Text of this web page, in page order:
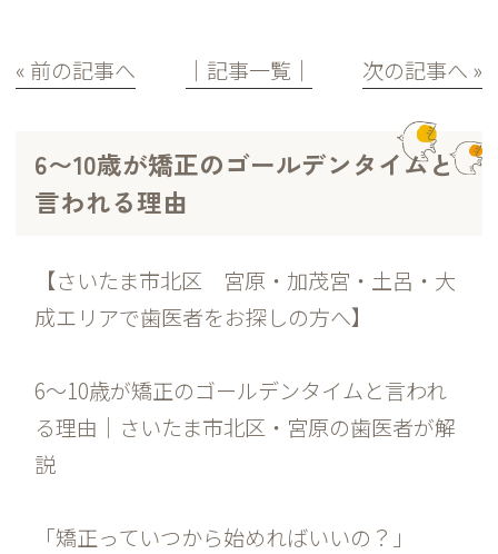
« 前の記事へ │記事一覧│ 次の記事へ »
6〜10歳が矯正のゴールデンタイムと
言われる理由
【さいたま市北区 宮原・加茂宮・土呂・大
成エリアで歯医者をお探しの方へ】
6〜10歳が矯正のゴールデンタイムと言われ
る理由｜さいたま市北区・宮原の歯医者が解
説
「矯正っていつから始めればいいの？」